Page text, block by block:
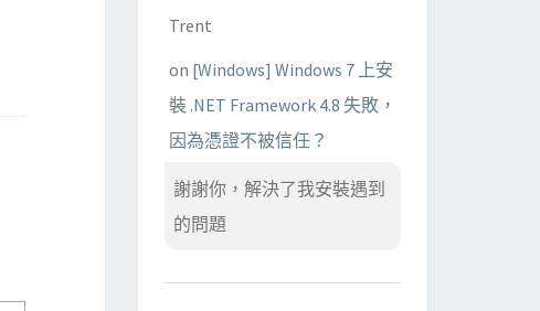
Trent
on [Windows] Windows 7 上安
裝 .NET Framework 4.8 失敗，
因為憑證不被信任？
謝謝你，解決了我安裝遇到
的問題